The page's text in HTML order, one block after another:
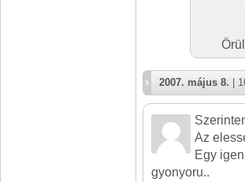
2007. május 8. |
Az
Egy
gyonyoru..